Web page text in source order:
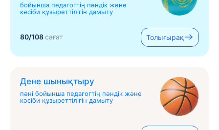
бойынша педагогтің пәндік және
кәсіби құзыреттілігін дамыту
80/108сағат Толығырақ
Дене шынықтыру
пәні бойынша педагогтің пәндік және
кәсіби құзыреттілігін дамыту